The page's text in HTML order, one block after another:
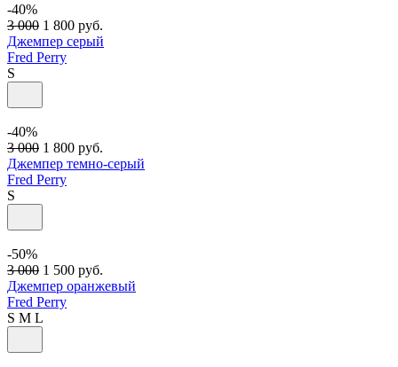
-40%
3 000 1 800 руб.
Джемпер серый
Fred Perry
S
-40%
3 000 1 800 руб.
Джемпер темно-серый
Fred Perry
S
-50%
3 000 1 500 руб.
Джемпер оранжевый
Fred Perry
S M L